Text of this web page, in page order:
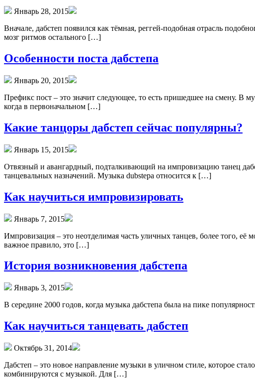
Январь 28, 2015
Вначале, дабстеп появился как тёмная, реггей-подобная отрасль
мозг ритмов остального […]
Особенности поста дабстепа
Январь 20, 2015
Префикс пост – это значит следующее, то есть пришедшее на смену. В
когда в первоначальном […]
Какие танцоры дабстеп сейчас популярны?
Январь 15, 2015
Отвязный и авангардный, подталкивающий на импровизацию танец
танцевальных назначений. Музыка dubstepа относится к […]
Как научиться импровизировать
Январь 7, 2015
Импровизация – это неотделимая часть уличных танцев, более того,
важное правило, это […]
История возникновения дабстепа
Январь 3, 2015
В середине 2000 годов, когда музыка дабстепа была на пике
Как научиться танцевать дабстеп
Октябрь 31, 2014
Дабстеп – это новое направление музыки в уличном стиле, которое
комбинируются с музыкой. Для […]